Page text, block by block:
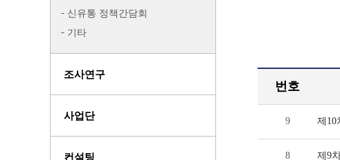
신유통 정책간담회
기타
조사연구
사업단
컨설팅
번호
9 제10
8 제9